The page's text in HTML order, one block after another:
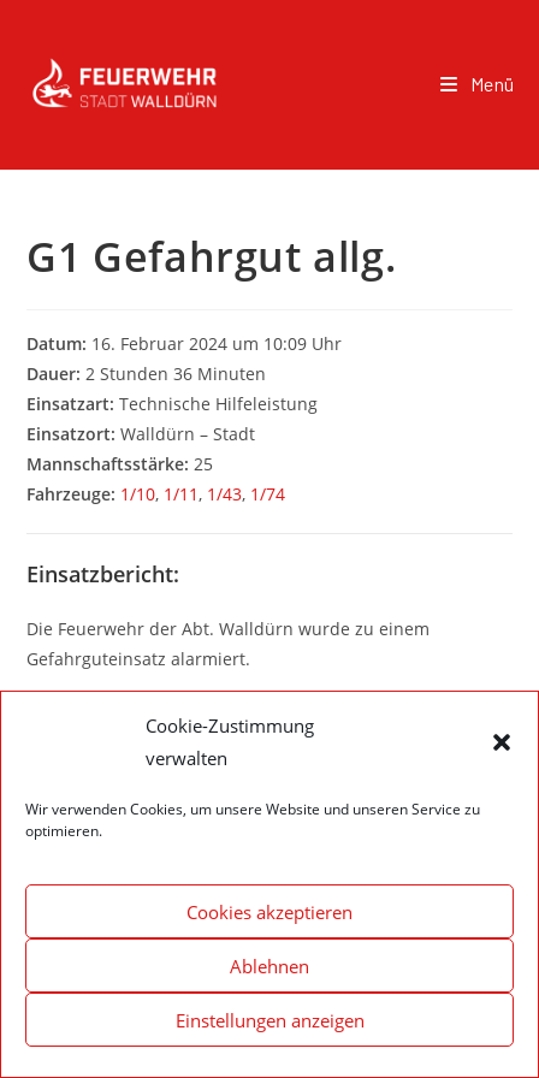
Cookie-Zustimmung
verwalten
Wir verwenden Cookies, um unsere Website und unseren Service zu
optimieren.
Cookies akzeptieren
Ablehnen
Einstellungen anzeigen
Menü
G1 Gefahrgut allg.
Datum: 16. Februar 2024 um 10:09 Uhr
Dauer: 2 Stunden 36 Minuten
Einsatzart: Technische Hilfeleistung
Einsatzort: Walldürn – Stadt
Mannschaftsstärke: 25
Fahrzeuge: 1/10, 1/11, 1/43, 1/74
Einsatzbericht:
Die Feuerwehr der Abt. Walldürn wurde zu einem
Gefahrguteinsatz alarmiert.